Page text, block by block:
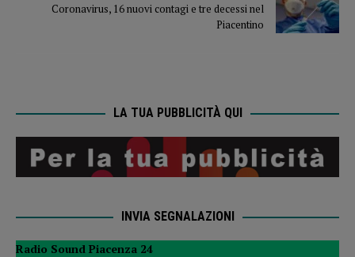
Coronavirus, 16 nuovi contagi e tre decessi nel
Piacentino
LA TUA PUBBLICITÀ QUI
INVIA SEGNALAZIONI
Radio Sound Piacenza 24